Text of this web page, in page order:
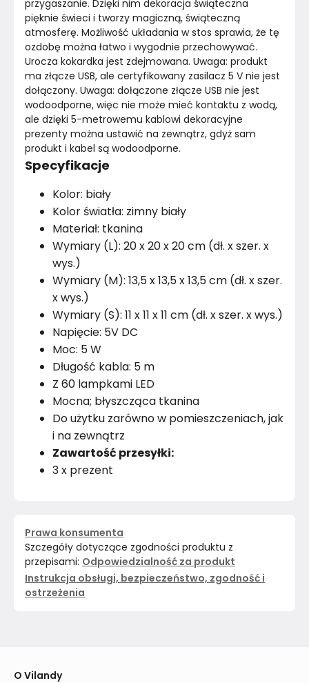
przygaszanie. Dzięki nim dekoracja świąteczna
pięknie świeci i tworzy magiczną, świąteczną
atmosferę. Możliwość układania w stos sprawia, że tę
ozdobę można łatwo i wygodnie przechowywać.
Urocza kokardka jest zdejmowana. Uwaga: produkt
ma złącze USB, ale certyfikowany zasilacz 5 V nie jest
dołączony. Uwaga: dołączone złącze USB nie jest
wodoodporne, więc nie może mieć kontaktu z wodą,
ale dzięki 5-metrowemu kablowi dekoracyjne
prezenty można ustawić na zewnątrz, gdyż sam
produkt i kabel są wodoodporne.
Specyfikacje
Kolor: biały
Kolor światła: zimny biały
Materiał: tkanina
Wymiary (L): 20 x 20 x 20 cm (dł. x szer. x
wys.)
Wymiary (M): 13,5 x 13,5 x 13,5 cm (dł. x szer.
x wys.)
Wymiary (S): 11 x 11 x 11 cm (dł. x szer. x wys.)
Napięcie: 5V DC
Moc: 5 W
Długość kabla: 5 m
Z 60 lampkami LED
Mocna; błyszcząca tkanina
Do użytku zarówno w pomieszczeniach, jak
i na zewnątrz
Zawartość przesyłki:
3 x prezent
Prawa konsumenta
Szczegóły dotyczące zgodności produktu z
przepisami: Odpowiedzialność za produkt
Instrukcja obsługi, bezpieczeństwo, zgodność i
ostrzeżenia
O Vilandy